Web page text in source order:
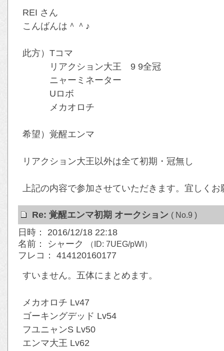
REI さん
こんばんは＾＾♪
此方）Tコマ
リアクション大王 9 9全冠
ニャーミネーター
Uロボ
メカオロチ
希望）覚醒エンマ
リアクション大王以外は全て初期・冠無し
上記の内容で参加させていただきます。宜しく
Re: 覚醒エンマ初期 オークション ( No.9 )
日時： 2016/12/18 22:18
名前： シャーク
（ID: 7UEG/pWI）
フレコ： 414120160177
すいません。五体にまとめます。
メカオロチ Lv47
ゴーキングデッド Lv54
フユニャンS Lv50
エンマ大王 Lv62